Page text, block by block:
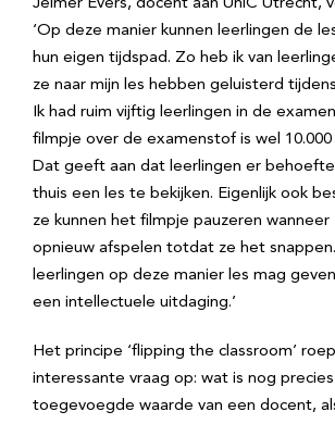
Jelmer Evers, docent aan UniC Utrecht,
‘Op deze manier kunnen leerlingen de
hun eigen tijdspad. Zo heb ik van
ze naar mijn les hebben geluisterd
Ik had ruim vijftig leerlingen in de
filmpje over de examenstof is wel
Dat geeft aan dat leerlingen er
thuis een les te bekijken. Eigenlijk ook
ze kunnen het filmpje pauzeren wanneer
opnieuw afspelen totdat ze het
leerlingen op deze manier les mag
een intellectuele uitdaging.’
Het principe ‘flipping the classroom’
interessante vraag op: wat is nog
toegevoegde waarde van een docent,